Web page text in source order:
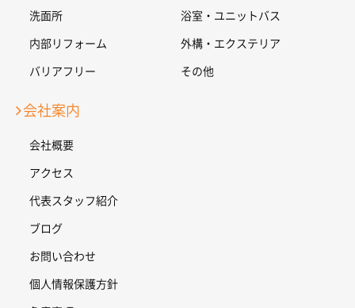
洗面所 浴室・ユニットバス
内部リフォーム 外構・エクステリア
バリアフリー その他
会社案内
会社概要
アクセス
代表スタッフ紹介
ブログ
お問い合わせ
個人情報保護方針